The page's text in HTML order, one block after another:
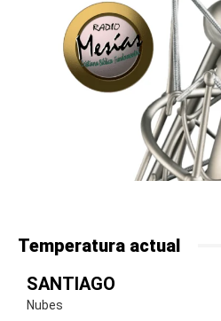
Temperatura actual
SANTIAGO
Nubes